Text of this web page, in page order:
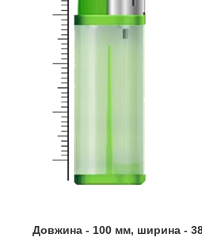
Довжина - 100 мм, ширина -